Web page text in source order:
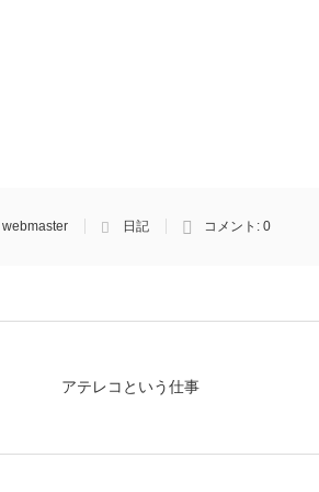
webmaster 日記 コメント: 0
アテレコという仕事